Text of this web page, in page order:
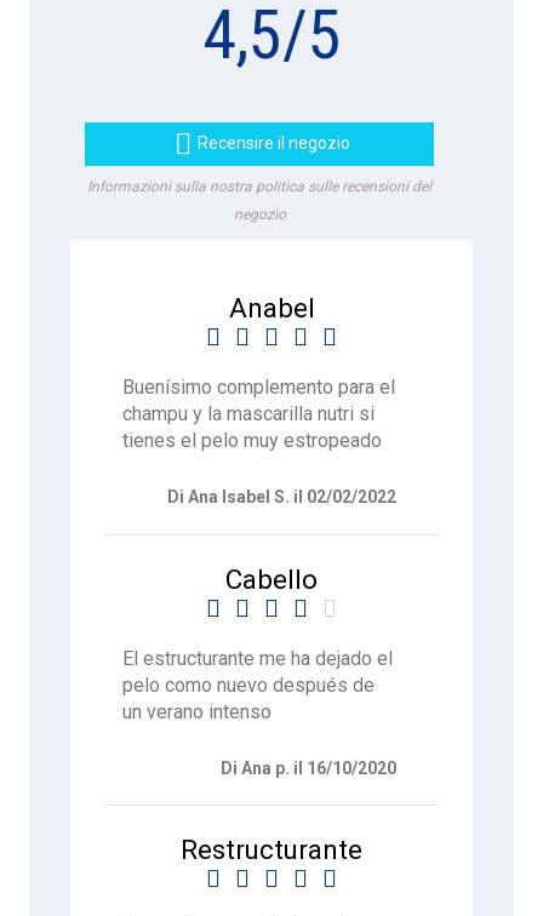
4,5/5
 Recensire il negozio
Informazioni sulla nostra politica sulle recensioni del
negozio
Anabel
    
Buenísimo complemento para el
champu y la mascarilla nutri si
tienes el pelo muy estropeado
Di Ana Isabel S. il 02/02/2022
Cabello
    
El estructurante me ha dejado el
pelo como nuevo después de
un verano intenso
Di Ana p. il 16/10/2020
Restructurante
    